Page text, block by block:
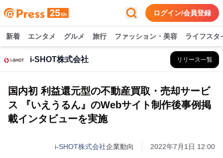
ログイン/会員登録
新着 エンタメ グルメ 旅行 ファッション・美容 ライフスタ
i-SHOT株式会社 リリース一覧
国内初 利益還元型の不動産買取・売却サービ
ス 『いえうるん』のWebサイト制作後事例掲
載インタビューを実施
i-SHOT株式会社企業動向 2022年7月1日 12:00